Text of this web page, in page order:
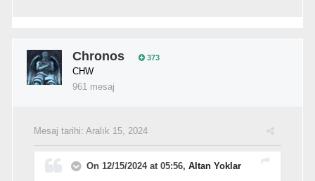
Chronos 373
CHW
961 mesaj
Mesaj tarihi: Aralık 15, 2024
On 12/15/2024 at 05:56, Altan Yoklar